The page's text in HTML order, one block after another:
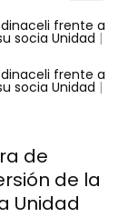
frente a
socia Unidad |
frente a
socia Unidad |
de
de la
Unidad